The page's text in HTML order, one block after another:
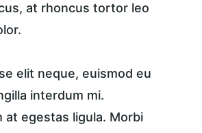
at rhoncus tortor leo
elit neque, euismod eu
interdum mi.
at egestas ligula. Morbi